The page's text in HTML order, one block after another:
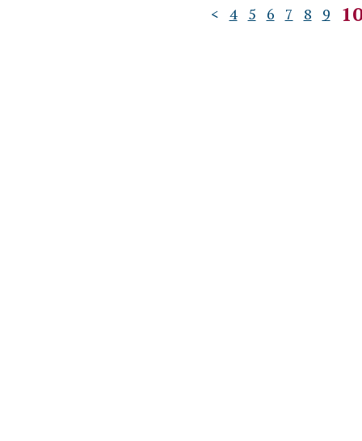
< 4 5 6 7 8 9